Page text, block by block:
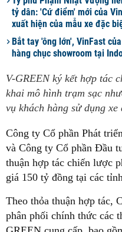
tỷ dân: 'Cứ điểm' mới của
xuất hiện của mẫu xe đặc
Bắt tay 'ông lớn', VinFast
hàng chục showroom tại
V-GREEN ký kết hợp tác
khai mô hình trạm sạc
vụ khách hàng sử dụng xe
Công ty Cổ phần Phát
và Công ty Cổ phần Đầu
thuận hợp tác chiến lược
giá 150 tỷ đồng tại các
Theo thỏa thuận hợp tác,
phân phối chính thức các